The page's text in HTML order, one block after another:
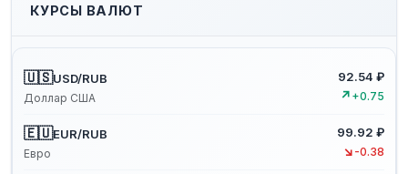
КУРСЫ ВАЛЮТ
🇺🇸USD/RUB
Доллар США
92.54 ₽
↗ +0.75
🇪🇺EUR/RUB
Евро
99.92 ₽
↘ -0.38